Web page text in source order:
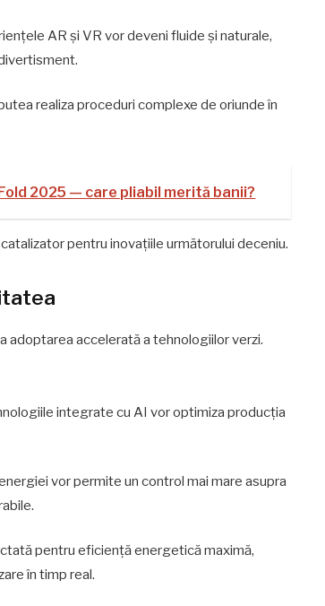
AR și VR vor deveni fluide și naturale,
realiza proceduri complexe de oriunde în
2025 — care pliabil merită banii?
pentru inovațiile următorului deceniu.
adoptarea accelerată a tehnologiilor verzi.
integrate cu AI vor optimiza producția
vor permite un control mai mare asupra
pentru eficiență energetică maximă,
în timp real.